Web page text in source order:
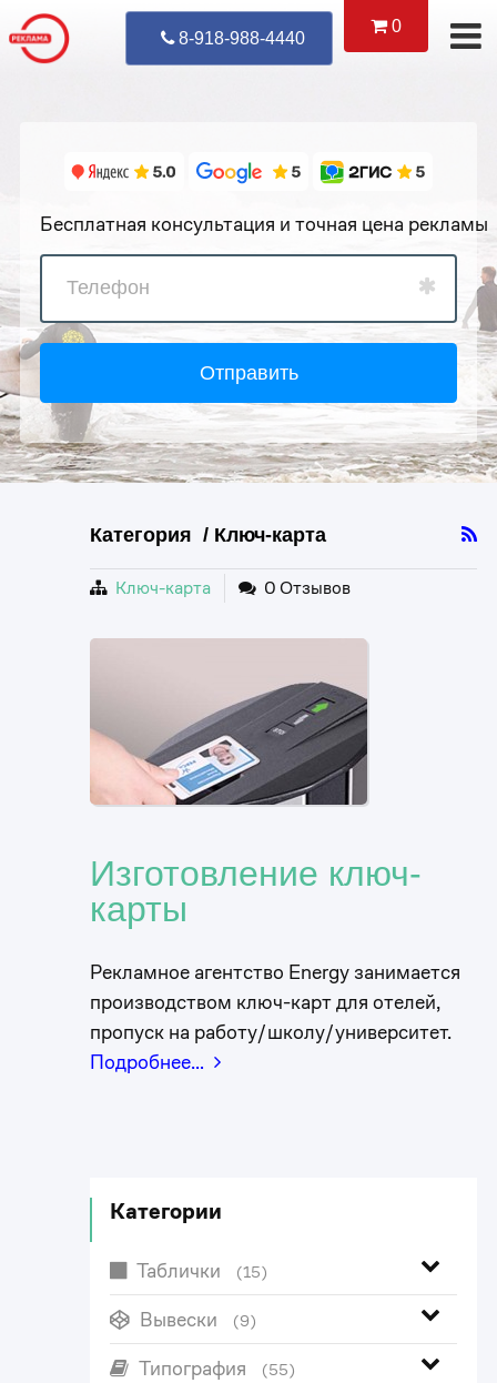
0
8-918-988-4440 Уже
Бесплатная консультация и точная цена рекламы
Отправить
Категория / Ключ-карта
Ключ-карта 0 Отзывов
Изготовление ключ-
карты
Рекламное агентство Energy занимается
производством ключ-карт для отелей,
пропуск на работу/школу/университет.
Подробнее…
Категории
Таблички (15)
Вывески (9)
Типография (55)